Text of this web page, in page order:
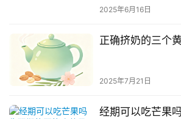
2025年6月16日
正确挤奶的三个
2025年7月21日
经期可以吃芒果